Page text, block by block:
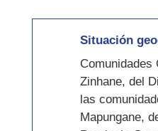
Situación
Comunidades
Zinhane, del
las
Mapungane,